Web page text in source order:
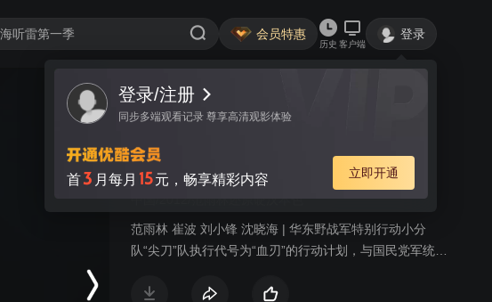
会员特惠
历史 客户端
登录
登录/注册
同步多端观看记录 尊享高清观影体验
首3 月每月 15元，畅享精彩内容 立即开通
视频 讨论
尖刀队
中国/2012/范雨林还原硬汉本色
范雨林 崔波 刘小锋 沈晓海 | 华东野战军特别行动小分
队“尖刀”队执行代号为“血刃”的行动计划，与国民党军统特
生命从南京国防部夺取一份名为“玉碎”的重要情报，然而破